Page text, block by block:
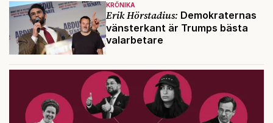
KRÖNIKA
Erik Hörstadius: Demokraternas
vänsterkant är Trumps bästa
valarbetare